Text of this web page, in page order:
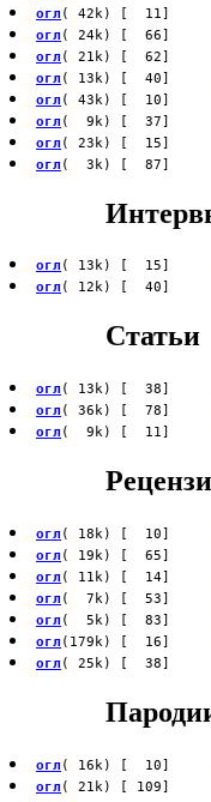
огл ( 42k) [
огл ( 24k) [
огл ( 21k) [
огл ( 13k) [
огл ( 43k) [
огл ( 9k) [
огл ( 23k) [
огл ( 3k) [
огл ( 13k) [
огл ( 12k) [
Статьи
огл ( 13k) [
огл ( 36k) [
огл ( 9k) [
огл ( 18k) [
огл ( 19k) [
огл ( 11k) [
огл ( 7k) [
огл ( 5k) [
огл (179k) [
огл ( 25k) [
огл ( 16k) [
огл ( 21k) [